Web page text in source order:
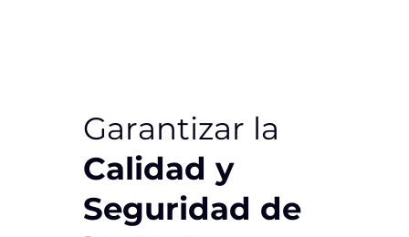
Garantizar la
Calidad y
Seguridad de